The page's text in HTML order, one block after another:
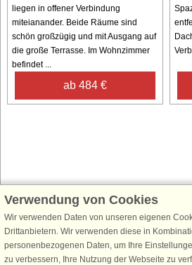
liegen in offener Verbindung
miteianander. Beide Räume sind
schön großzügig und mit Ausgang auf
die große Terrasse. Im Wohnzimmer
befindet ...
ab 484 €
Schließen Sie sich 100.000 Ferienhaus-
Erhalten Sie einenWillkommensgutschein
Ferienhausurlaub - melden Sie sich einfach
an. Verpassen Sie nie wieder exklusive
Verwendung von Cookies
Wir verwenden Daten von unseren eigenen
Drittanbietern. Wir verwenden diese in
personenbezogenen Daten, um Ihre
zu verbessern, Ihre Nutzung der Webseite zu